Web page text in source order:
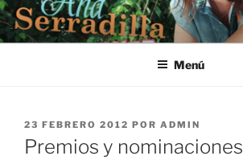
Saltar
al
contenido
Menú
PUBLICADO
EL
23 FEBRERO 2012 POR ADMIN
Premios y nominaciones